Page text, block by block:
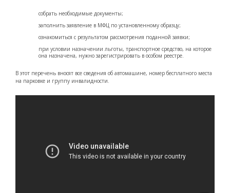
собрать необходимые документы;
заполнить заявление в МФЦ по установленному образцу;
ознакомиться с результатом рассмотрения поданной заявки;
при условии назначении льготы, транспортное средство, на которое
она назначена, нужно зарегистрировать в особом реестре.
В этот перечень вносят все сведения об автомашине, номер бесплатного места
на парковке и группу инвалидности.